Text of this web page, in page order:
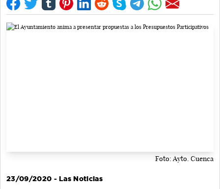
Foto: Ayto. Cuenca
23/09/2020 - Las Noticias